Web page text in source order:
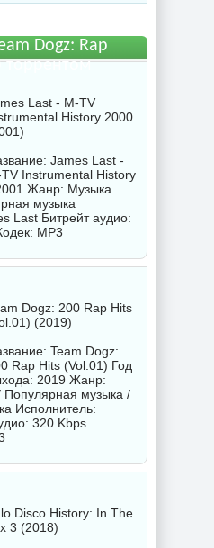
Dogz: Rap
торрентом
Last - M-TV
History 2000
James Last -
Instrumental History
Жанр: Музыка
музыка
Last Битрейт аудио:
MP3
Dogz: 200 Rap Hits
(2019)
Team Dogz:
Rap Hits (Vol.01) Год
2019 Жанр:
Популярная музыка /
Исполнитель:
320 Kbps
Disco History: In The
3 (2018)